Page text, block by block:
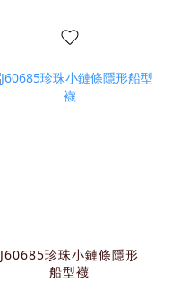
J60685珍珠小鏈條隱形
船型襪